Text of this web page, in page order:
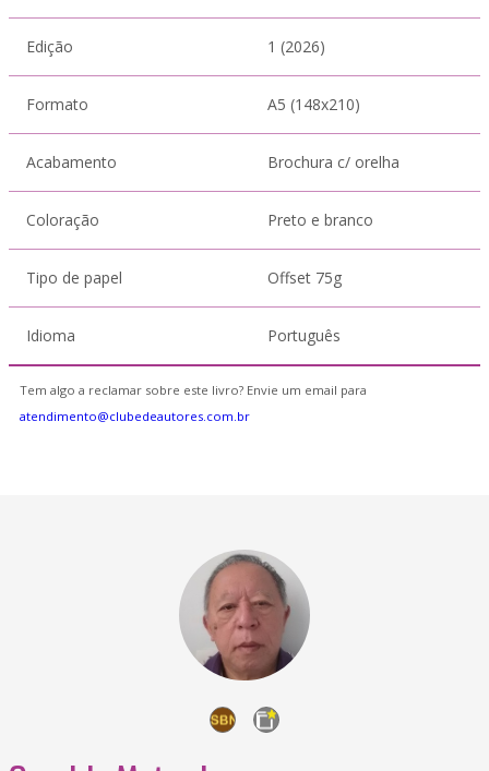
Edição 1 (2026)
Formato A5 (148x210)
Acabamento Brochura c/ orelha
Coloração Preto e branco
Tipo de papel Offset 75g
Idioma Português
Tem algo a reclamar sobre este livro? Envie um email para
atendimento@clubedeautores.com.br